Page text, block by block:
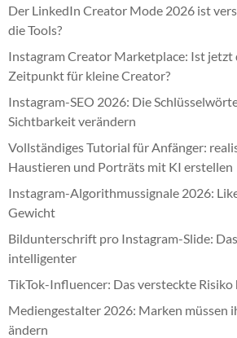
Der LinkedIn Creator Mode 2026 ist
die Tools?
Instagram Creator Marketplace: Ist jetzt
Zeitpunkt für kleine Creator?
Instagram-SEO 2026: Die
Sichtbarkeit verändern
Vollständiges Tutorial für Anfänger:
Haustieren und Porträts mit KI erstellen
Instagram-Algorithmussignale 2026:
Gewicht
Bildunterschrift pro Instagram-Slide:
intelligenter
TikTok-Influencer: Das versteckte
Mediengestalter 2026: Marken müssen
ändern